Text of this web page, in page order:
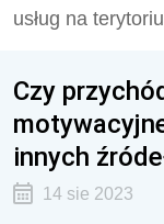
usług na
Czy
innych
14 sie 2023